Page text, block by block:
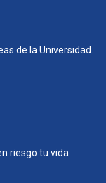
de la Universidad.
riesgo tu vida